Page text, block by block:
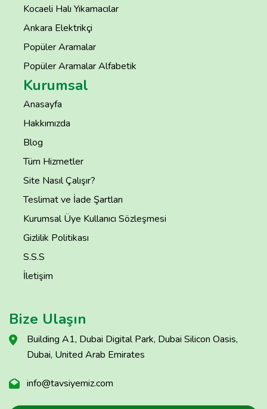
Kocaeli Halı Yıkamacılar
Ankara Elektrikçi
Popüler Aramalar
Popüler Aramalar Alfabetik
Kurumsal
Anasayfa
Hakkımızda
Blog
Tüm Hizmetler
Site Nasıl Çalışır?
Teslimat ve İade Şartları
Kurumsal Üye Kullanıcı Sözleşmesi
Gizlilik Politikası
S.S.S
İletişim
Bize Ulaşın
Building A1, Dubai Digital Park, Dubai Silicon Oasis,
Dubai, United Arab Emirates
info@tavsiyemiz.com